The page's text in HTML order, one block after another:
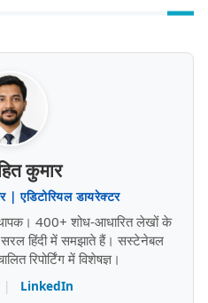
कुमार
| एडिटोरियल डायरेक्टर
400+ शोध-आधारित लेखों के
सरल हिंदी में समझाते हैं। सस्टेनेबल
रिपोर्टिंग में विशेषज्ञ।
| LinkedIn